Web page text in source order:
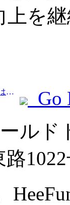
上を
Prev:北京海昌海洋公園の主要構造物は、年内に上棟する予定であり、2027年の完成・開業が見込まれています。
Go
ル
路